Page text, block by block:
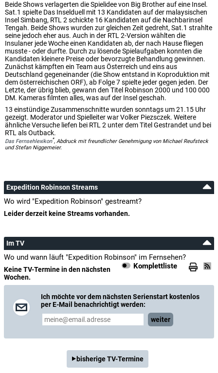
Beide Shows verlagerten die Spielidee von Big Brother auf eine Insel.
Sat.1 spielte Das Inselduell mit 13 Kandidaten auf der malaysischen
Insel Simbang, RTL 2 schickte 16 Kandidaten auf die Nachbarinsel
Tengah. Beide Shows wurden zur gleichen Zeit gedreht, Sat.1 strahlte
seine jedoch eher aus. Auch in der RTL 2-Version wählten die
Insulaner jede Woche einen Kandidaten ab, der nach Hause fliegen
musste - oder durfte. Durch zu lösende Spielaufgaben konnten die
Kandidaten kleinere Preise oder bevorzugte Behandlung gewinnen.
Zunächst kämpften ein Team aus Österreich und eins aus
Deutschland gegeneinander (die Show entstand in Koproduktion mit
dem österreichischen ORF), ab Folge 7 spielte jeder gegen jeden. Der
Letzte, der übrig blieb, gewann den Titel Robinson 2000 und 100 000
DM. Kameras filmten alles, was auf der Insel geschah.
13 einstündige Zusammenschnitte wurden sonntags um 21.15 Uhr
gezeigt. Moderator und Spielleiter war Volker Piezsczek. Weitere
ähnliche Versuche liefen bei RTL 2 unter dem Titel Gestrandet und bei
RTL als Outback.
Das Fernsehlexikon*, Abdruck mit freundlicher Genehmigung von Michael Reufsteck
und Stefan Niggemeier.
Expedition Robinson Streams
Wo wird "Expedition Robinson" gestreamt?
Leider derzeit keine Streams vorhanden.
Im TV
Wo und wann läuft "Expedition Robinson" im Fernsehen?
Komplettliste
Keine TV-Termine in den nächsten
Wochen.
Ich möchte vor dem nächsten Serienstart kostenlos
per E-Mail benachrichtigt werden:
weiter
bisherige TV-Termine